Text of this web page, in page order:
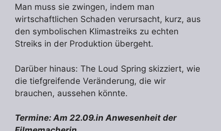
Man muss sie zwingen, indem man
wirtschaftlichen Schaden verursacht, kurz, aus
den symbolischen Klimastreiks zu echten
Streiks in der Produktion übergeht.
Darüber hinaus: The Loud Spring skizziert, wie
die tiefgreifende Veränderung, die wir
brauchen, aussehen könnte.
Termine: Am 22.09.in Anwesenheit der